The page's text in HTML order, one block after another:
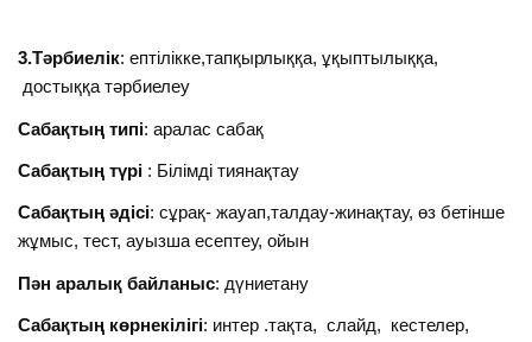
3.Тәрбиелік: ептілікке,тапқырлыққа, ұқыптылыққа,
достыққа тәрбиелеу
Сабақтың типі: аралас сабақ
Сабақтың түрі : Білімді тиянақтау
Сабақтың әдісі: сұрақ- жауап,талдау-жинақтау, өз бетінше
жұмыс, тест, ауызша есептеу, ойын
Пән аралық байланыс: дүниетану
Сабақтың көрнекілігі: интер .тақта, слайд, кестелер,